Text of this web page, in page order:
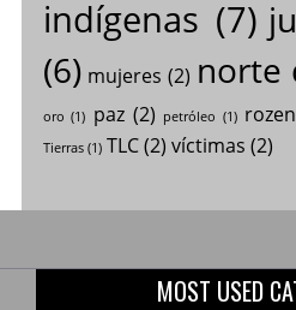
indígenas (7)
(6) mujeres (2) norte
oro (1) paz (2) petróleo (1)
Tierras(1) TLC(2) víctimas (2)
MOST USED